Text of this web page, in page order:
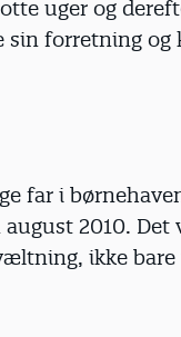
uger og
sin forretning og
far i
2010. Det
ikke bare